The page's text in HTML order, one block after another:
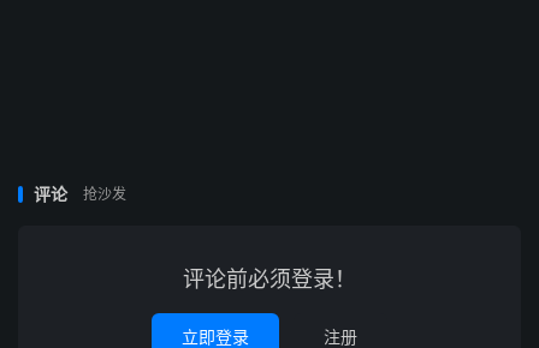
评论 抢沙发
评论前必须登录！
立即登录 注册